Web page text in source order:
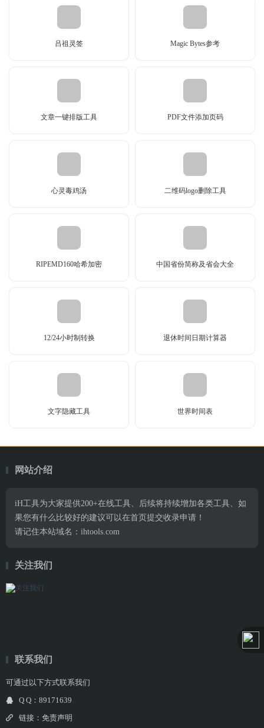
吕祖灵签 Magic Bytes参考
文章一键排版工具 PDF文件添加页码
心灵毒鸡汤 二维码logo删除工具
RIPEMD160哈希加密 中国省份简称及省会大全
12/24小时制转换 退休时间日期计算器
文字隐藏工具 世界时间表
网站介绍
iH工具为大家提供200+在线工具、后续将持续增加各类工具、如
果您有什么比较好的建议可以在首页提交收录申请！
请记住本站域名：ihtools.com
关注我们
联系我们
可通过以下方式联系我们
Q Q：89171639
链接： 免责声明